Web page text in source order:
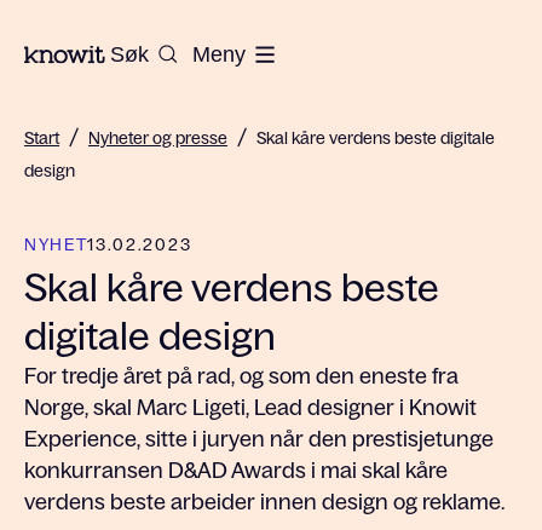
Til hjemmesiden til Knowit
Søk Meny
Start / Nyheter og presse / Skal kåre verdens beste digitale
design
NYHET13.02.2023
Skal kåre verdens beste
digitale design
For tredje året på rad, og som den eneste fra
Norge, skal Marc Ligeti, Lead designer i Knowit
Experience, sitte i juryen når den prestisjetunge
konkurransen D&AD Awards i mai skal kåre
verdens beste arbeider innen design og reklame.